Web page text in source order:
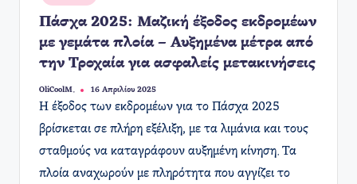
σε
Πάσχα 2025: Μαζική έξοδος εκδρομέων
με γεμάτα πλοία – Αυξημένα μέτρα από
την Τροχαία για ασφαλείς μετακινήσεις
Συγγραφέας:
OliCoolM. 16 Απριλίου 2025
Η έξοδος των εκδρομέων για το Πάσχα 2025
βρίσκεται σε πλήρη εξέλιξη, με τα λιμάνια και τους
σταθμούς να καταγράφουν αυξημένη κίνηση. Τα
πλοία αναχωρούν με πληρότητα που αγγίζει το